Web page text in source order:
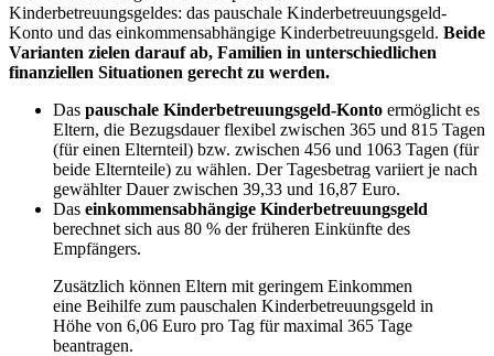
Kinderbetreuungsgeldes: das pauschale Kinderbetreuungsgeld-
Konto und das einkommensabhängige Kinderbetreuungsgeld. Beide
Varianten zielen darauf ab, Familien in unterschiedlichen
finanziellen Situationen gerecht zu werden.
Das pauschale Kinderbetreuungsgeld-Konto ermöglicht es
Eltern, die Bezugsdauer flexibel zwischen 365 und 815 Tagen
(für einen Elternteil) bzw. zwischen 456 und 1063 Tagen (für
beide Elternteile) zu wählen. Der Tagesbetrag variiert je nach
gewählter Dauer zwischen 39,33 und 16,87 Euro.
Das einkommensabhängige Kinderbetreuungsgeld
berechnet sich aus 80 % der früheren Einkünfte des
Empfängers.
Zusätzlich können Eltern mit geringem Einkommen
eine Beihilfe zum pauschalen Kinderbetreuungsgeld in
Höhe von 6,06 Euro pro Tag für maximal 365 Tage
beantragen.